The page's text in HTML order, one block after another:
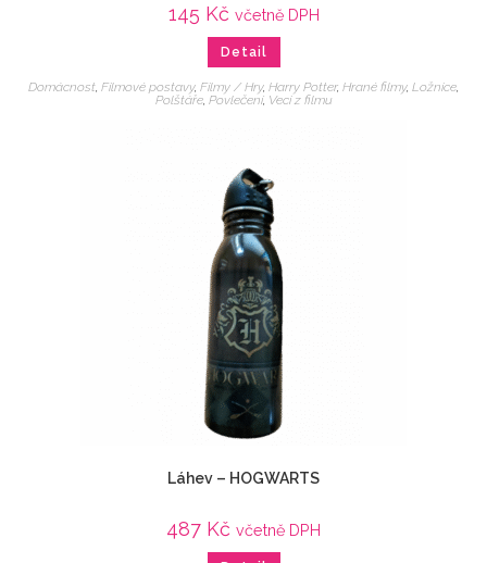
145 Kč včetně DPH
Detail
Domácnost Filmové postavy, Filmy / Hry, Harry Potter, Hrané filmy, Ložnice
Polštáře, Povlečení, Veci z filmu
Láhev – HOGWARTS
487 Kč včetně DPH